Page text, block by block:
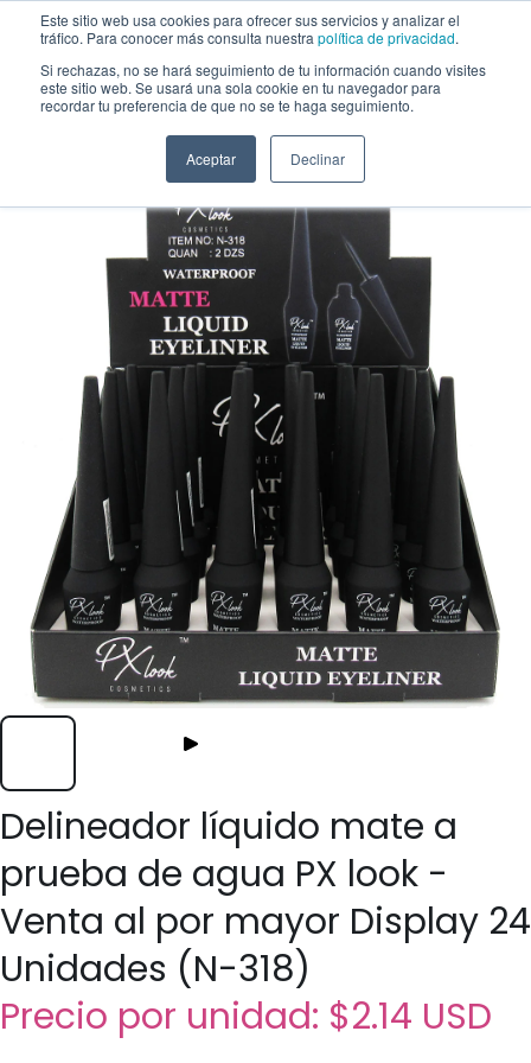
Este sitio web usa cookies para ofrecer sus servicios y analizar el
tráfico. Para conocer más consulta nuestra política de privacidad.
Si rechazas, no se hará seguimiento de tu información cuando visites
este sitio web. Se usará una sola cookie en tu navegador para
recordar tu preferencia de que no se te haga seguimiento.
Aceptar Declinar
Saltar al contenido
Delineador líquido mate a prueba de agua PX look - Venta al por mayor
Delineador líquido mate a
prueba de agua PX look -
Venta al por mayor Display 24
Unidades (N-318)
Precio por unidad: $2.14 USD